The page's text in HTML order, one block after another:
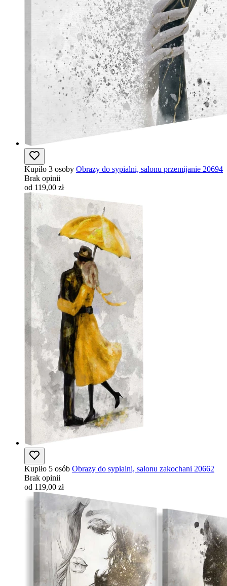
Kupiło 3 osoby Obrazy do sypialni, salonu przemijanie 20694
Brak opinii
od 119,00 zł
Kupiło 5 osób Obrazy do sypialni, salonu zakochani 20662
Brak opinii
od 119,00 zł